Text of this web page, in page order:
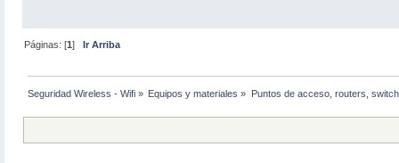
Páginas: [1]Ir Arriba
Seguridad Wireless - Wifi » Equipos y materiales » Puntos de acceso, routers,